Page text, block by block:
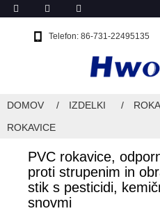
Telefon: 86-731-22495135
DOMOV IZDELKI
ROKAVICE
PVC rokavice,
proti strupenim in
stik s pesticidi,
snovmi